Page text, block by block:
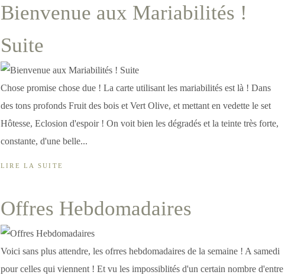
Bienvenue aux Mariabilités !
Suite
Chose promise chose due ! La carte utilisant les mariabilités est là ! Dans
des tons profonds Fruit des bois et Vert Olive, et mettant en vedette le set
Hôtesse, Eclosion d'espoir ! On voit bien les dégradés et la teinte très forte,
constante, d'une belle...
LIRE LA SUITE
Offres Hebdomadaires
Voici sans plus attendre, les ofrres hebdomadaires de la semaine ! A samedi
pour celles qui viennent ! Et vu les impossiblités d'un certain nombre d'entre